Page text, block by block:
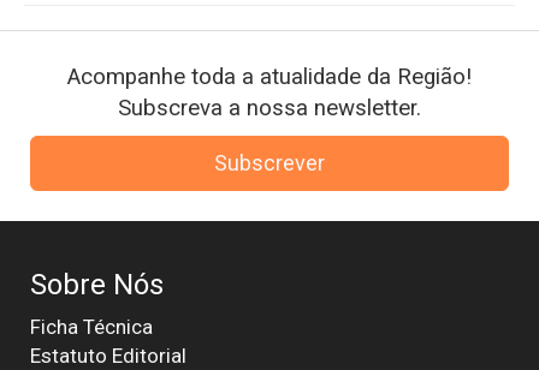
Acompanhe toda a atualidade da Região!
Subscreva a nossa newsletter.
Subscrever
Sobre Nós
Ficha Técnica
Estatuto Editorial